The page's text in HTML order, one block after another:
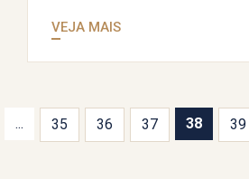
VEJA MAIS
... 35 36 37 38 39